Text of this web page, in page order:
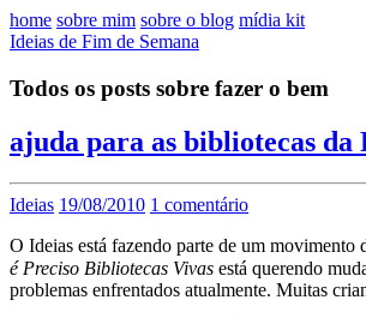
home sobre mim sobre o blog mídia kit
Ideias de Fim de Semana
Todos os posts sobre fazer o bem
ajuda para as bibliotecas
Ideias 19/08/2010 1 comentário
O Ideias está fazendo parte de um
é Preciso Bibliotecas Vivas está querendo
problemas enfrentados atualmente. Muitas